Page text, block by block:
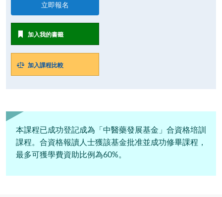
立即報名
加入我的書籤
加入課程比較
本課程已成功登記成為「中醫藥發展基金」合資格培訓
課程。合資格報讀人士獲該基金批准並成功修畢課程，
最多可獲學費資助比例為60%。